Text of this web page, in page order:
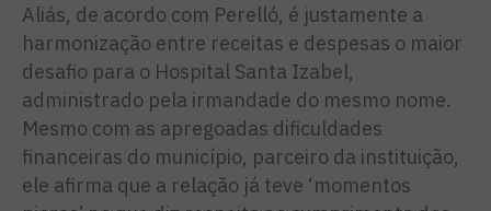
Aliás, de acordo com Perelló, é justamente a
harmonização entre receitas e despesas o maior
desafio para o Hospital Santa Izabel,
administrado pela irmandade do mesmo nome.
Mesmo com as apregoadas dificuldades
financeiras do município, parceiro da instituição,
ele afirma que a relação já teve ‘momentos